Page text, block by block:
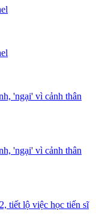
'ngại' vì cảnh thân
'ngại' vì cảnh thân
tiết lộ việc học tiến sĩ